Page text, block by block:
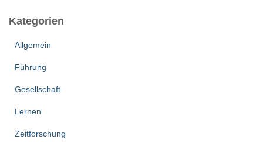
n
Kategorien
Allgemein
Führung
Gesellschaft
Lernen
Zeitforschung